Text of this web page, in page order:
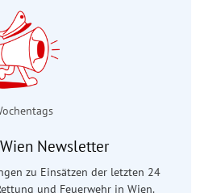
Newsletter
zu Einsätzen der letzten 24
und Feuerwehr in Wien.